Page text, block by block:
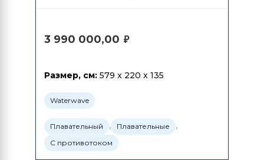
3 990 000,00 ₽
Размер, см: 579 x 220 x 135
Waterwave
Плавательный , Плавательные ,
С противотоком